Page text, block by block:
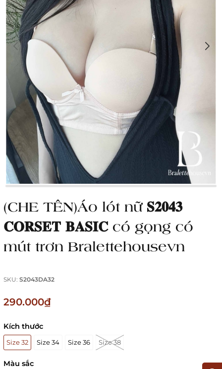
(CHE TÊN)Áo lót nữ 𝐒𝟐𝟎𝟒𝟑
𝐂𝐎𝐑𝐒𝐄𝐓 𝐁𝐀𝐒𝐈𝐂 có gọng có
mút trơn Bralettehousevn
SKU: S2043DA32
290.000₫
Kích thước
Size 32 Size 34 Size 36 Size 38
Màu sắc